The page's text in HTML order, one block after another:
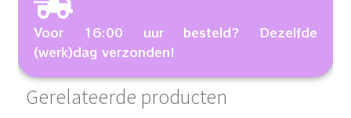
Voor 16:00 uur besteld? Dezelfde
(werk)dag verzonden!
Gerelateerde producten